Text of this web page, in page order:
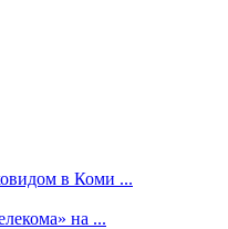
в Коми ...
на ...